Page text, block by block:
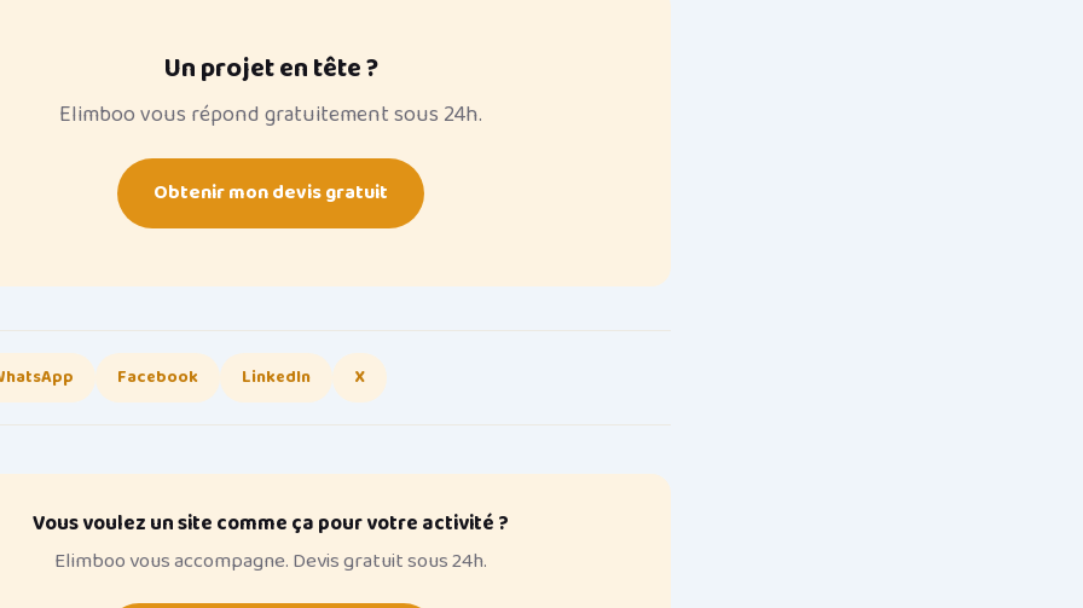
Un projet en tête ?
Elimboo vous répond gratuitement sous 24h.
Obtenir mon devis gratuit
Facebook LinkedIn X
Vous voulez un site comme ça pour votre activité ?
Elimboo vous accompagne. Devis gratuit sous 24h.